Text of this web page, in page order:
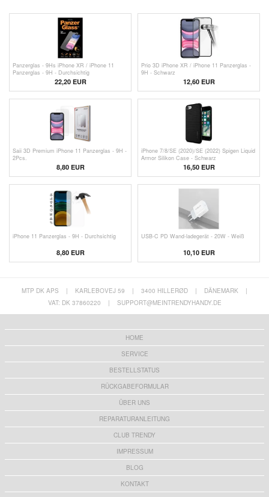
Panzerglas - 9Hs iPhone XR / iPhone 11
Panzerglas - 9H - Durchsichtig
22,20 EUR
Prio 3D iPhone XR / iPhone 11 Panzerglas -
9H - Schwarz
12,60 EUR
Saii 3D Premium iPhone 11 Panzerglas - 9H -
2Pcs.
8,80 EUR
iPhone 7/8/SE (2020)/SE (2022) Spigen Liquid
Armor Silikon Case - Schwarz
16,50 EUR
iPhone 11 Panzerglas - 9H - Durchsichtig
8,80 EUR
USB-C PD Wand-ladegerät - 20W - Weiß
10,10 EUR
MTP DK APS | KARLEBOVEJ 59 | 3400 HILLERØD | DÄNEMARK
|
VAT: DK 37860220
| SUPPORT@MEINTRENDYHANDY.DE
HOME
SERVICE
BESTELLSTATUS
RÜCKGABEFORMULAR
ÜBER UNS
REPARATURANLEITUNG
CLUB TRENDY
IMPRESSUM
BLOG
KONTAKT